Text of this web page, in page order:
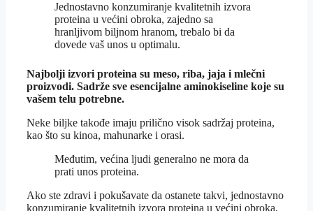
Jednostavno konzumiranje kvalitetnih izvora
proteina u većini obroka, zajedno sa
hranljivom biljnom hranom, trebalo bi da
dovede vaš unos u optimalu.
Najbolji izvori proteina su meso, riba, jaja i mlečni
proizvodi. Sadrže sve esencijalne aminokiseline koje su
vašem telu potrebne.
Neke biljke takođe imaju prilično visok sadržaj proteina,
kao što su kinoa, mahunarke i orasi.
Međutim, većina ljudi generalno ne mora da
prati unos proteina.
Ako ste zdravi i pokušavate da ostanete takvi, jednostavno
konzumiranje kvalitetnih izvora proteina u većini obroka,